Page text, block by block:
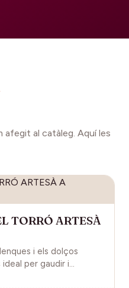
afegit al catàleg. Aquí les
TORRÓ ARTESÀ
i els dolços
per gaudir i